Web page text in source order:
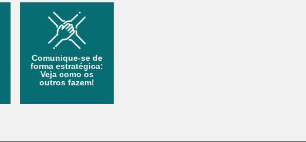
Comunique-se de
forma estratégica:
Veja como os
outros fazem!